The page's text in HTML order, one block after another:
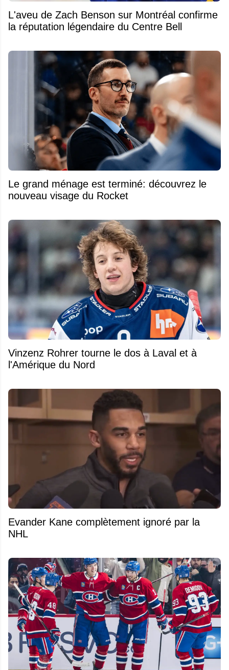
L'aveu de Zach Benson sur Montréal confirme
la réputation légendaire du Centre Bell
Le grand ménage est terminé: découvrez le
nouveau visage du Rocket
Vinzenz Rohrer tourne le dos à Laval et à
l'Amérique du Nord
Evander Kane complètement ignoré par la
NHL